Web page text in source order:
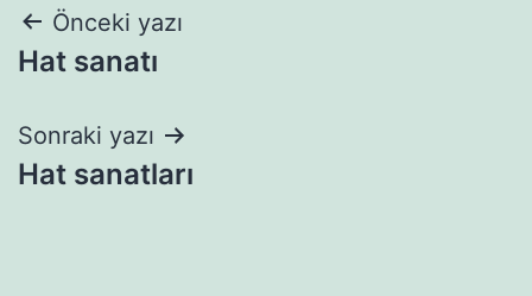
Yazı
gezinmesi
Önceki yazı
Hat sanatı
Sonraki yazı
Hat sanatları